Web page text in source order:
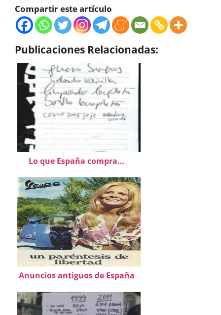
Compartir este artículo
Publicaciones Relacionadas:
Lo que España compra…
Anuncios antiguos de España